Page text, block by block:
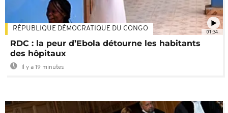
01:34
RÉPUBLIQUE DÉMOCRATIQUE DU CONGO
RDC : la peur d’Ebola détourne les habitants
des hôpitaux
Il y a 19 minutes